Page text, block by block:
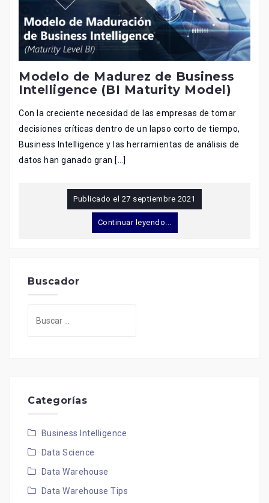
Modelo de Madurez de Business
Intelligence (BI Maturity Model)
Con la creciente necesidad de las empresas de tomar
decisiones críticas dentro de un lapso corto de tiempo,
Business Intelligence y las herramientas de análisis de
datos han ganado gran […]
Publicado el 27 septiembre 2021
Continuar leyendo...
Buscador
Categorías
Business Intelligence
Data Science
Data Warehouse
Data Warehouse Tips